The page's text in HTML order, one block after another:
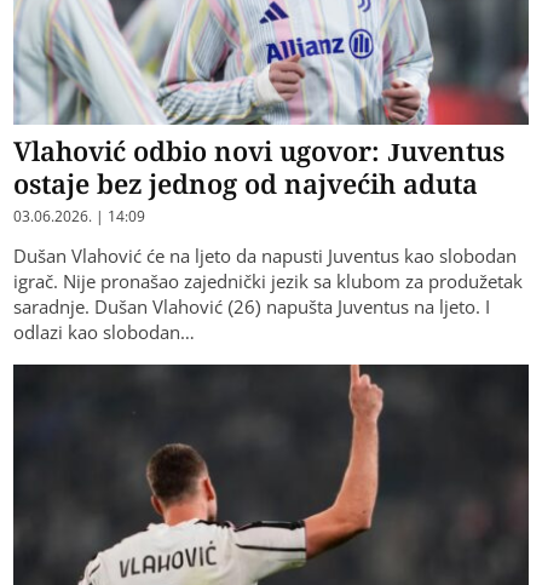
Vlahović odbio novi ugovor: Juventus
ostaje bez jednog od najvećih aduta
03.06.2026. | 14:09
Dušan Vlahović će na ljeto da napusti Juventus kao slobodan
igrač. Nije pronašao zajednički jezik sa klubom za produžetak
saradnje. Dušan Vlahović (26) napušta Juventus na ljeto. I
odlazi kao slobodan…